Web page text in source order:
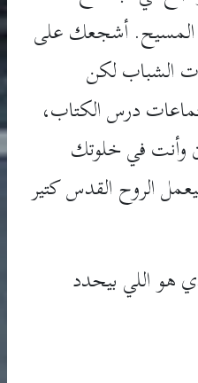
المسيح. أشجعك على
الشباب لكن
درس الكتاب،
وأنت في خلوتك
الروح القدس كتير
هو اللي بيحدد